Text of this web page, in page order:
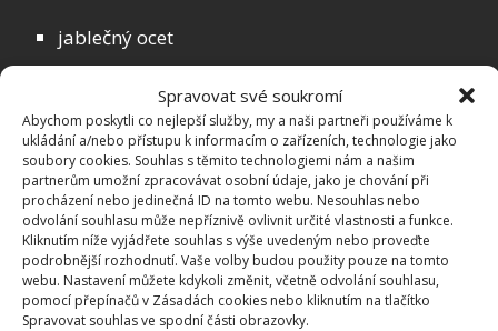
Spravovat své soukromí
Abychom poskytli co nejlepší služby, my a naši partneři používáme k
ukládání a/nebo přístupu k informacím o zařízeních, technologie jako
soubory cookies. Souhlas s těmito technologiemi nám a našim
partnerům umožní zpracovávat osobní údaje, jako je chování při
procházení nebo jedinečná ID na tomto webu. Nesouhlas nebo
odvolání souhlasu může nepříznivě ovlivnit určité vlastnosti a funkce.
Kliknutím níže vyjádřete souhlas s výše uvedeným nebo proveďte
podrobnější rozhodnutí. Vaše volby budou použity pouze na tomto
webu. Nastavení můžete kdykoli změnit, včetně odvolání souhlasu,
pomocí přepínačů v Zásadách cookies nebo kliknutím na tlačítko
Spravovat souhlas ve spodní části obrazovky.
jablečný ocet
voda
5 kapek čajovníkového esenciálního oleje
5 kapek citronové silice
5 kapek eukalyptového éterického oleje
Rozprašovač naplňte do poloviny vodou a doplňte
jablečným octem. Přidejte oleje a řádně promíchejte.
Použijte na okna.